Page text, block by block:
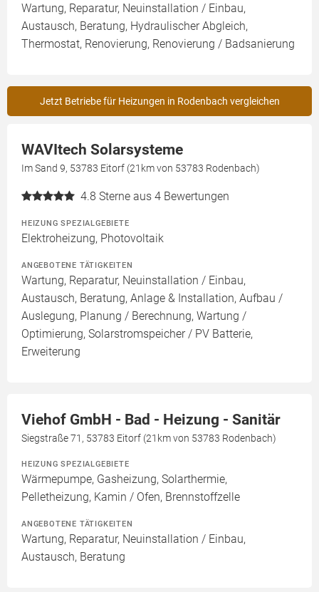
Wartung, Reparatur, Neuinstallation / Einbau,
Austausch, Beratung, Hydraulischer Abgleich,
Thermostat, Renovierung, Renovierung / Badsanierung
Jetzt Betriebe für Heizungen in Rodenbach vergleichen
WAVItech Solarsysteme
Im Sand 9, 53783 Eitorf (21km von 53783 Rodenbach)
4.8 Sterne aus 4 Bewertungen
HEIZUNG SPEZIALGEBIETE
Elektroheizung, Photovoltaik
ANGEBOTENE TÄTIGKEITEN
Wartung, Reparatur, Neuinstallation / Einbau,
Austausch, Beratung, Anlage & Installation, Aufbau /
Auslegung, Planung / Berechnung, Wartung /
Optimierung, Solarstromspeicher / PV Batterie,
Erweiterung
Viehof GmbH - Bad - Heizung - Sanitär
Siegstraße 71, 53783 Eitorf (21km von 53783 Rodenbach)
HEIZUNG SPEZIALGEBIETE
Wärmepumpe, Gasheizung, Solarthermie,
Pelletheizung, Kamin / Ofen, Brennstoffzelle
ANGEBOTENE TÄTIGKEITEN
Wartung, Reparatur, Neuinstallation / Einbau,
Austausch, Beratung